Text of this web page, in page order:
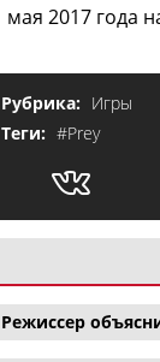
мая 2017 года
Рубрика: Игры
Теги: #Prey
Режиссер